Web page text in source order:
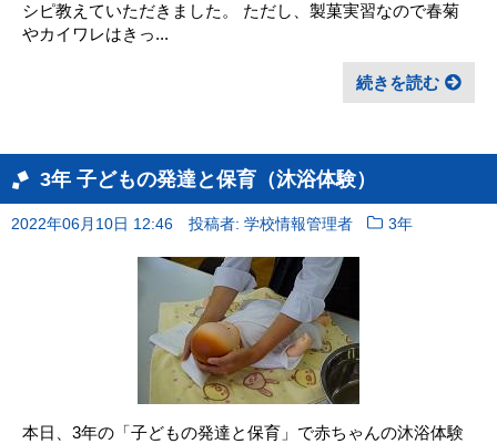
シピ教えていただきました。 ただし、製菓実習なので春菊
やカイワレはきっ...
続きを読む
3年 子どもの発達と保育（沐浴体験）
2022年06月10日 12:46 投稿者: 学校情報管理者 3年
本日、3年の「子どもの発達と保育」で赤ちゃんの沐浴体験